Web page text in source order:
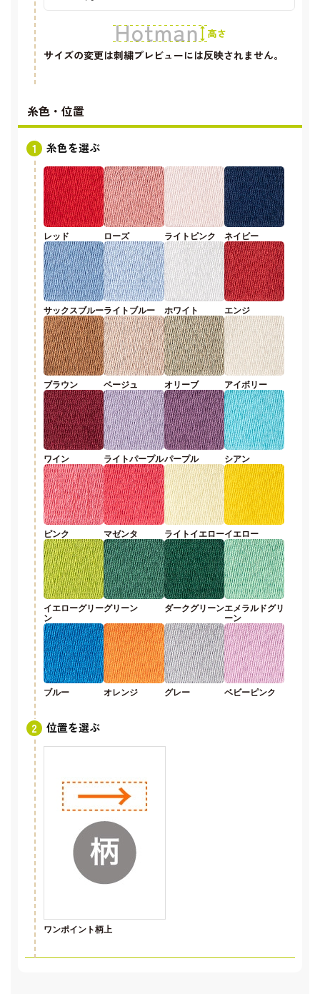
サイズの変更は刺繍プレビューには反映されません。
糸色・位置
糸色を選ぶ
レッド ローズ ライトピンク ネイビー
サックスブルーライトブルー ホワイト エンジ
ブラウン ベージュ オリーブ アイボリー
ワイン ライトパープルパープル シアン
ピンク マゼンタ ライトイエローイエロー
イエローグリー
ン
グリーン ダークグリーンエメラルドグリ
ーン
ブルー オレンジ グレー ベビーピンク
位置を選ぶ
ワンポイント柄上